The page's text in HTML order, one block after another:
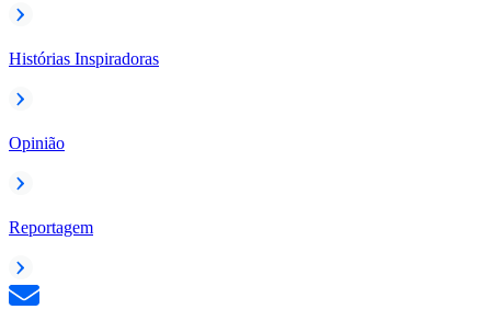
Histórias Inspiradoras
Opinião
Reportagem